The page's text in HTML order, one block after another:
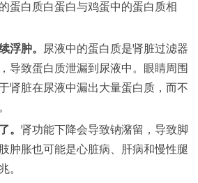
蛋白质白蛋白与鸡蛋中的蛋白质相
浮肿。
尿液中的蛋白质是肾脏过滤器
导致蛋白质泄漏到尿液中。眼睛周围
肾脏在尿液中漏出大量蛋白质，而不
。 肾功能下降会导致钠潴留，导致脚
肿胀也可能是心脏病、肝病和慢性腿
。